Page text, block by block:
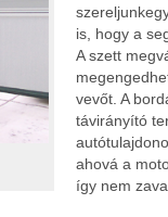
is, hogy a
A szett
vevőt. A
távirányító
ahová a
így nem